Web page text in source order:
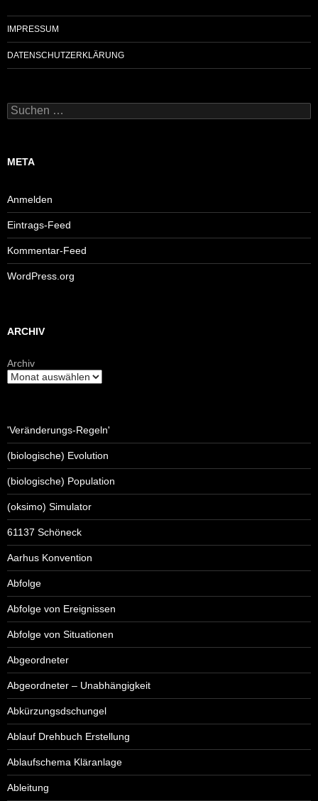
IMPRESSUM
DATENSCHUTZERKLÄRUNG
Suchen
nach:
META
Anmelden
Eintrags-Feed
Kommentar-Feed
WordPress.org
ARCHIV
Archiv
'Veränderungs-Regeln'
(biologische) Evolution
(biologische) Population
(oksimo) Simulator
61137 Schöneck
Aarhus Konvention
Abfolge
Abfolge von Ereignissen
Abfolge von Situationen
Abgeordneter
Abgeordneter – Unabhängigkeit
Abkürzungsdschungel
Ablauf Drehbuch Erstellung
Ablaufschema Kläranlage
Ableitung